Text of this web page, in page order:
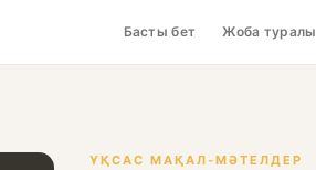
Басты бет Жоба туралы
ҰҚСАС МАҚАЛ-МӘТЕЛДЕР